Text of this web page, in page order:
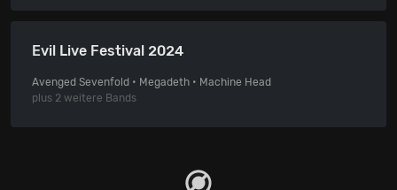
Evil Live Festival 2024
Avenged Sevenfold • Megadeth • Machine Head
plus 2 weitere Bands